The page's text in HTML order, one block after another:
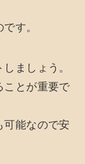
す。
ましょう。
ことが重要で
可能なので安